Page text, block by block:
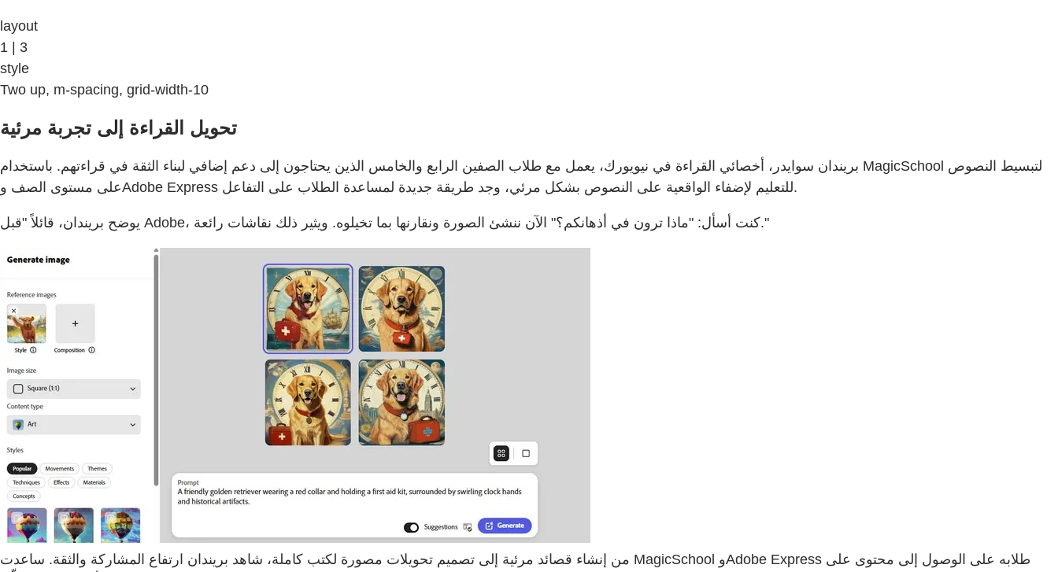
layout
1 | 3
style
Two up, m-spacing, grid-width-10
تحويل القراءة إلى تجربة مرئية
بريندان سوايدر، أخصائي القراءة في نيويورك، يعمل مع طلاب الصفين الرابع والخامس الذين يحتاجون إلى دعم إضافي لبناء الثقة في قراءتهم. باستخدام MagicSchool لتبسيط النصوص
على مستوى الصف وAdobe Express للتعليم لإضفاء الواقعية على النصوص بشكل مرئي، وجد طريقة جديدة لمساعدة الطلاب على التفاعل.
يوضح بريندان، قائلاً "قبل Adobe، كنت أسأل: "ماذا ترون في أذهانكم؟" الآن ننشئ الصورة ونقارنها بما تخيلوه. ويثير ذلك نقاشات رائعة."
من إنشاء قصائد مرئية إلى تصميم تحويلات مصورة لكتب كاملة، شاهد بريندان ارتفاع المشاركة والثقة. ساعدت MagicSchool وAdobe Express طلابه على الوصول إلى محتوى على